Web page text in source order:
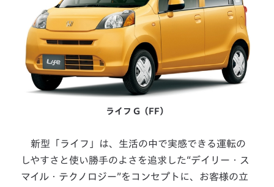
ライフ G（FF）
新型「ライフ」は、生活の中で実感できる運転の
しやすさと使い勝手のよさを追求した“デイリー・ス
マイル・テクノロジー”をコンセプトに、お客様の立